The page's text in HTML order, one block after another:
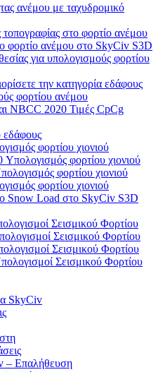
ανέμου με ταχυδρομικό
τοπογραφίας στο φορτίο ανέμου
φορτίο ανέμου στο SkyCiv S3D
για υπολογισμούς φορτίου
την κατηγορία εδάφους
φορτίου ανέμου
NBCC 2020 Τιμές CpCg
εδάφους
φορτίου χιονιού
φορτίου χιονιού
φορτίου χιονιού
φορτίου χιονιού
Snow Load στο SkyCiv S3D
Σεισμικού Φορτίου
Σεισμικού Φορτίου
Σεισμικού Φορτίου
Σεισμικού Φορτίου
SkyCiv
– Επαλήθευση